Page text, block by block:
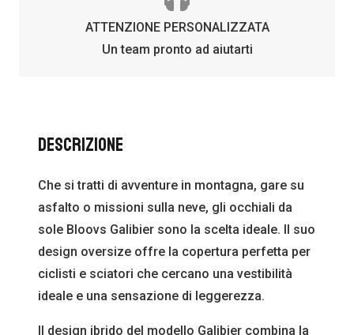
ATTENZIONE PERSONALIZZATA
Un team pronto ad aiutarti
Descrizione
Che si tratti di avventure in montagna, gare su
asfalto o missioni sulla neve, gli occhiali da
sole Bloovs Galibier sono la scelta ideale. Il suo
design oversize offre la copertura perfetta per
ciclisti e sciatori che cercano una vestibilità
ideale e una sensazione di leggerezza.
Il design ibrido del modello Galibier combina la